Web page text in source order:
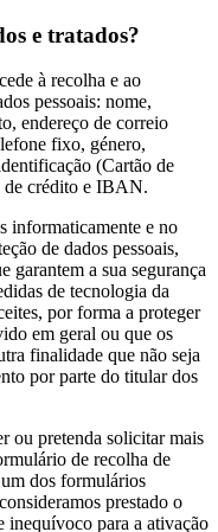
e tratados?
à recolha e ao
pessoais: nome,
endereço de correio
fixo, género,
(Cartão de
de crédito e IBAN.
informaticamente e no
de dados pessoais,
garantem a sua segurança
de tecnologia da
por forma a proteger
em geral ou que os
finalidade que não seja
por parte do titular dos
ou pretenda solicitar mais
de recolha de
dos formulários
prestado o
inequívoco para a ativação